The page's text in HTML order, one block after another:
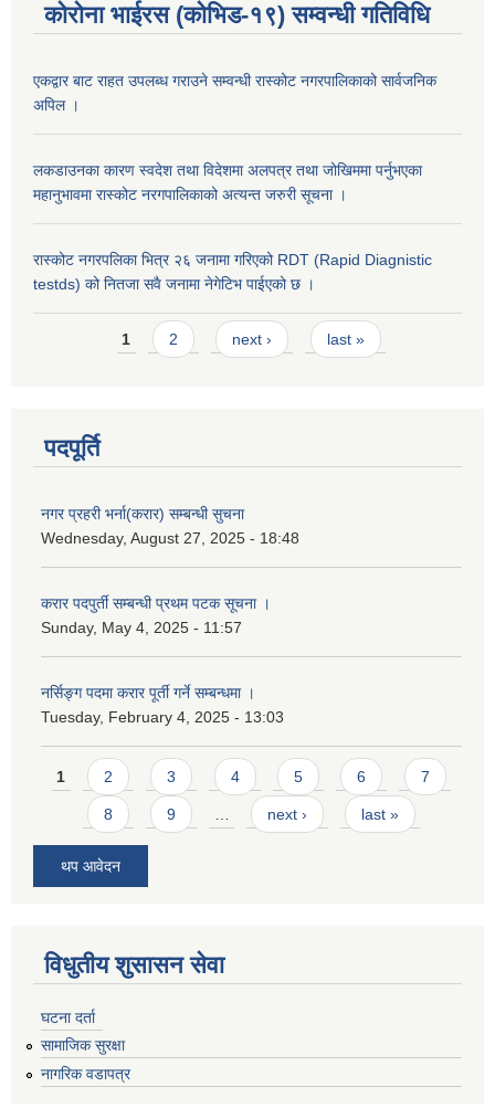
कोरोना भाईरस (कोभिड-१९) सम्वन्धी गतिविधि
एकद्वार बाट राहत उपलब्ध गराउने सम्वन्धी रास्कोट नगरपालिकाको सार्वजनिक
अपिल ।
लकडाउनका कारण स्वदेश तथा विदेशमा अलपत्र तथा जोखिममा पर्नुभएका
महानुभावमा रास्कोट नरगपालिकाको अत्यन्त जरुरी सूचना ।
रास्कोट नगरपलिका भित्र २६ जनामा गरिएको RDT (Rapid Diagnistic
testds) को नितजा सवै जनामा नेगेटिभ पाईएको छ ।
Pages1 2 next › last »
पदपूर्ति
नगर प्रहरी भर्ना(करार) सम्बन्धी सुचना
Wednesday, August 27, 2025 - 18:48
करार पदपुर्ती सम्बन्धी प्रथम पटक सूचना ।
Sunday, May 4, 2025 - 11:57
नर्सिङ्ग पदमा करार पूर्ती गर्ने सम्बन्धमा ।
Tuesday, February 4, 2025 - 13:03
Pages
1 2 3 4 5 6 7
8 9 … next › last »
थप आवेदन
विधुतीय शुसासन सेवा
घटना दर्ता
सामाजिक सुरक्षा
नागरिक वडापत्र